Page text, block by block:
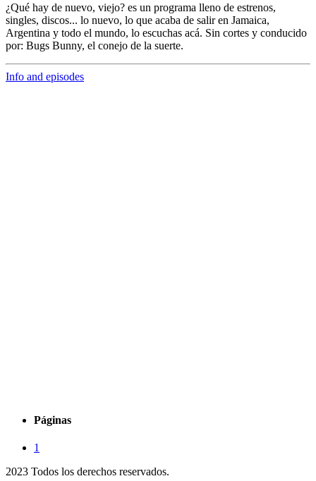
¿Qué hay de nuevo, viejo? es un programa lleno de estrenos,
singles, discos... lo nuevo, lo que acaba de salir en Jamaica,
Argentina y todo el mundo, lo escuchas acá. Sin cortes y conducido
por: Bugs Bunny, el conejo de la suerte.
Info and episodes
Páginas
1
2023 Todos los derechos reservados.